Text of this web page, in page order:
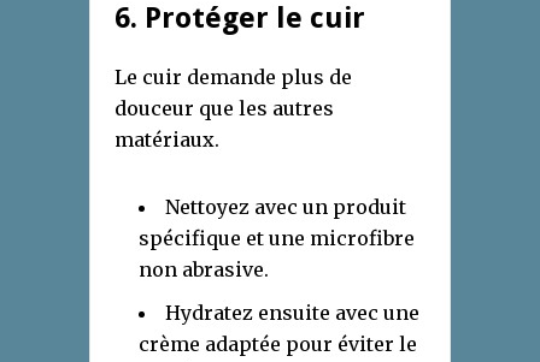
6. Protéger le cuir
Le cuir demande plus de
douceur que les autres
matériaux.
Nettoyez avec un produit
spécifique et une microfibre
non abrasive.
Hydratez ensuite avec une
crème adaptée pour éviter le